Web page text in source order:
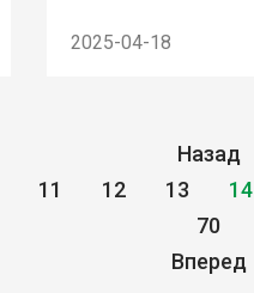
2025-04-18
Назад
11 12 13 14
70
Вперед